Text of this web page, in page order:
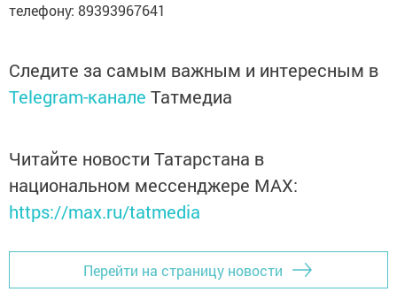
телефону: 89393967641
Следите за самым важным и интересным в
Telegram-канале Татмедиа
Читайте новости Татарстана в
национальном мессенджере MАХ:
https://max.ru/tatmedia
Перейти на страницу новости